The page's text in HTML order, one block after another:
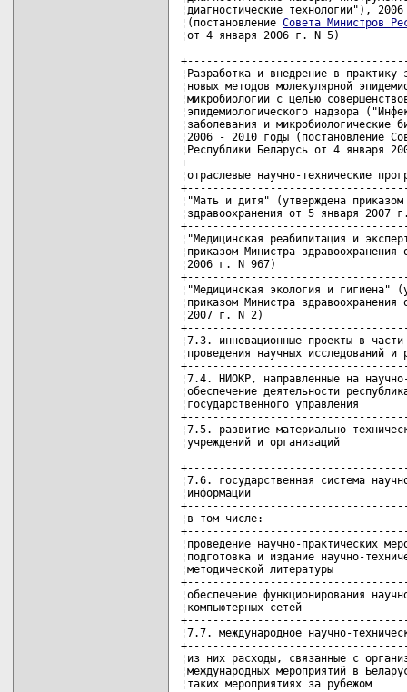
Совета Министров
¦от 4 января 2006 г. N 5)
¦Разработка и внедрение в
¦новых методов молекулярной
¦микробиологии с целью
¦эпидемиологического надзора
¦заболевания и
¦2006 - 2010 годы
¦Республики Беларусь от 4
¦отраслевые научно-
¦"Мать и дитя" (утверждена
¦здравоохранения от 5
¦"Медицинская реабилитация и
¦приказом Министра
¦2006 г. N 967)
¦"Медицинская экология и
¦приказом Министра
¦2007 г. N 2)
¦7.3. инновационные проекты в
¦проведения научных
¦7.4. НИОКР, направленные на
¦обеспечение деятельности
¦государственного
¦7.5. развитие материально-
¦учреждений и
¦7.6. государственная система
¦информации
¦в том числе:
¦проведение научно-
¦подготовка и издание научно-
¦методической
¦обеспечение функционирования
¦компьютерных сетей
¦7.7. международное научно-
¦из них расходы, связанные с
¦международных мероприятий в
¦таких мероприятиях за